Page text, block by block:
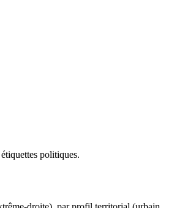
politiques.